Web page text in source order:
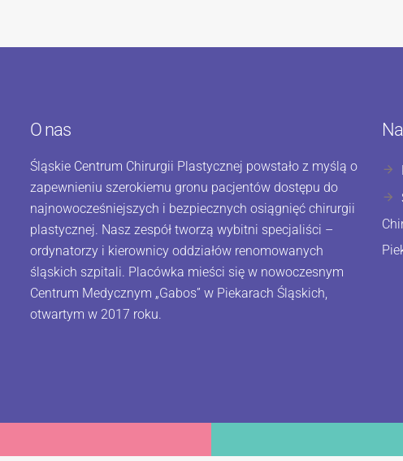
O nas
Śląskie Centrum Chirurgii Plastycznej powstało z myślą o
zapewnieniu szerokiemu gronu pacjentów dostępu do
najnowocześniejszych i bezpiecznych osiągnięć chirurgii
plastycznej. Nasz zespół tworzą wybitni specjaliści –
ordynatorzy i kierownicy oddziałów renomowanych
śląskich szpitali. Placówka mieści się w nowoczesnym
Centrum Medycznym „Gabos” w Piekarach Śląskich,
otwartym w 2017 roku.